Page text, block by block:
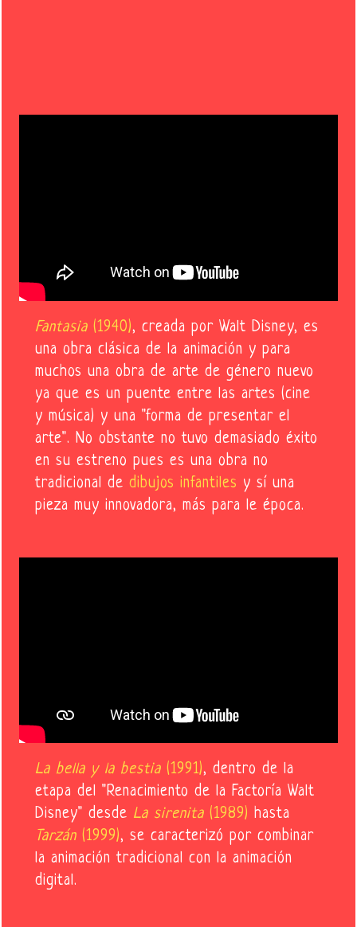
Fantasia (1940), creada por Walt Disney, es
una obra clásica de la animación y para
muchos una obra de arte de género nuevo
ya que es un puente entre las artes (cine
y música) y una "forma de presentar el
arte". No obstante no tuvo demasiado éxito
en su estreno pues es una obra no
tradicional dedibujos infantiles y sí una
pieza muy innovadora, más para le época.
La bella y la bestia (1991), dentro de la
etapa del "Renacimiento de la Factoría Walt
Disney" desde La sirenita (1989) hasta
Tarzán (1999), se caracterizó por combinar
la animación tradicional con la animación
digital.